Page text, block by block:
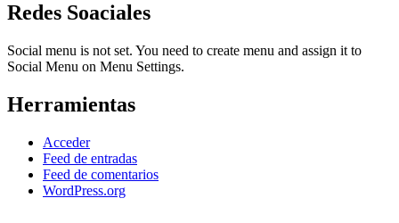
Redes Soaciales
Social menu is not set. You need to create menu and assign it to
Social Menu on Menu Settings.
Herramientas
Acceder
Feed de entradas
Feed de comentarios
WordPress.org